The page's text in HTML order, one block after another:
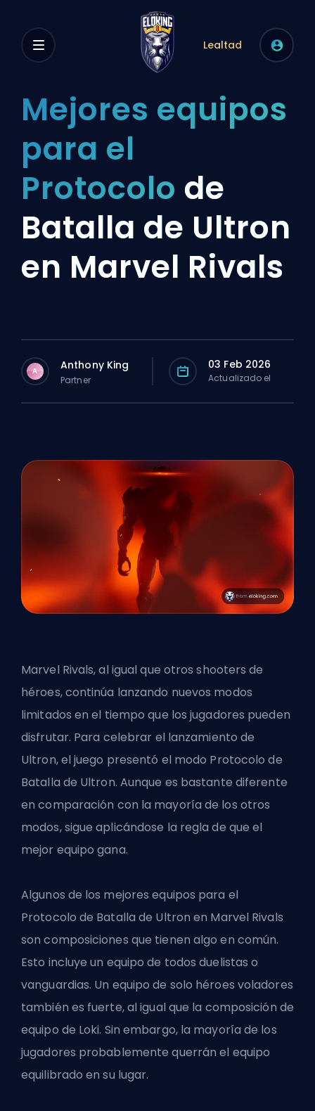
Lealtad
Mejores equipos
para el
Protocolo de
Batalla de Ultron
en Marvel Rivals
A Anthony King
Partner
03 Feb 2026
Actualizado el
Marvel Rivals, al igual que otros shooters de
héroes, continúa lanzando nuevos modos
limitados en el tiempo que los jugadores pueden
disfrutar. Para celebrar el lanzamiento de
Ultron, el juego presentó el modo Protocolo de
Batalla de Ultron. Aunque es bastante diferente
en comparación con la mayoría de los otros
modos, sigue aplicándose la regla de que el
mejor equipo gana.
Algunos de los mejores equipos para el
Protocolo de Batalla de Ultron en Marvel Rivals
son composiciones que tienen algo en común.
Esto incluye un equipo de todos duelistas o
vanguardias. Un equipo de solo héroes voladores
también es fuerte, al igual que la composición de
equipo de Loki. Sin embargo, la mayoría de los
jugadores probablemente querrán el equipo
equilibrado en su lugar.